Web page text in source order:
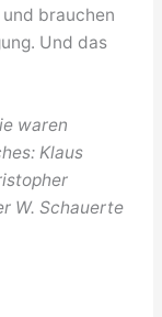
brauchen
Und das
waren
Klaus
W. Schauerte